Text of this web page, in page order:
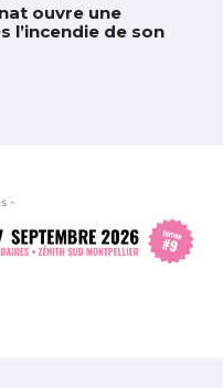
ouvre une
de son
-